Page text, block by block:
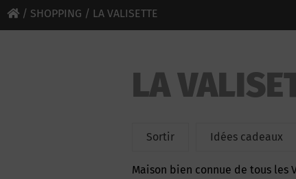
/ SHOPPING / LA VALISETTE
LA
Sortir Idées cadeaux
Maison bien connue de tous les Vichyssois depuis fort longtemps, La Valisette décline vos